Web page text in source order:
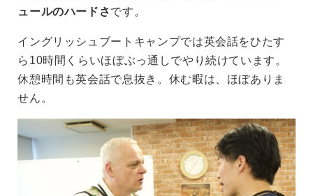
ュールのハードさです。
イングリッシュブートキャンプでは英会話をひたす
ら10時間くらいほぼぶっ通しでやり続けています。
休憩時間も英会話で息抜き。休む暇は、ほぼありま
せん。